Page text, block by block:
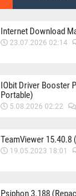
Internet Download
23.07.2026 02:14
IObit Driver Booster
Portable)
5.08.2026 02:22
TeamViewer 15.40.8
19.05.2023 18:01
Psiphon 3.188